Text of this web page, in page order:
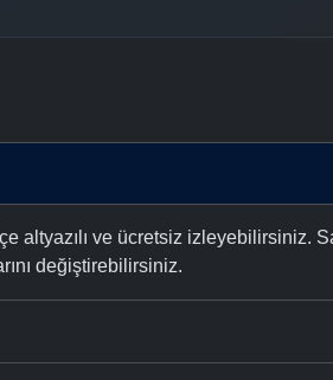
altyazılı ve ücretsiz izleyebilirsiniz.
değiştirebilirsiniz.